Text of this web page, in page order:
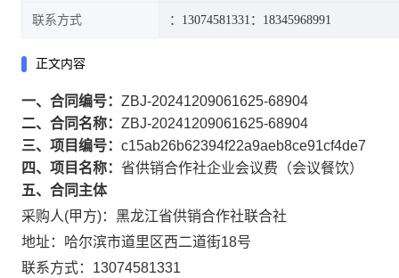
联系方式 ：13074581331 ：18345968991
正文内容
一、合同编号： ZBJ-20241209061625-68904
二、合同名称： ZBJ-20241209061625-68904
三、项目编号： c15ab26b62394f22a9aeb8ce91cf4de7
四、项目名称： 省供销合作社企业会议费（会议餐饮）
五、合同主体
采购人(甲方)：黑龙江省供销合作社联合社
地址：哈尔滨市道里区西二道街18号
联系方式：13074581331